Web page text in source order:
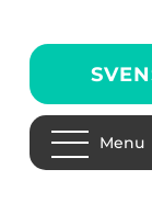
Menu